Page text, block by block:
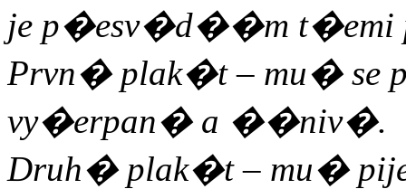
je p�esv�d��m t�emi
Prvn� plak�t – mu� se
vy�erpan� a ��niv�.
Druh� plak�t – mu� pije